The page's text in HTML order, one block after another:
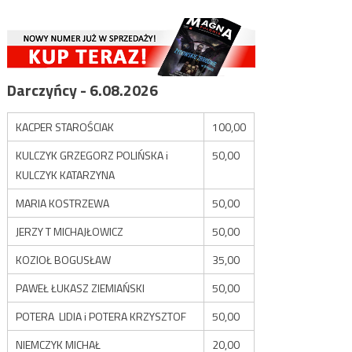
Darczyńcy - 6.08.2026
KACPER STAROŚCIAK
100,00
KULCZYK GRZEGORZ POLIŃSKA i
KULCZYK KATARZYNA
50,00
MARIA KOSTRZEWA
50,00
JERZY T MICHAJŁOWICZ
50,00
KOZIOŁ BOGUSŁAW
35,00
PAWEŁ ŁUKASZ ZIEMIAŃSKI
50,00
POTERA LIDIA i POTERA KRZYSZTOF
50,00
NIEMCZYK MICHAŁ
20,00